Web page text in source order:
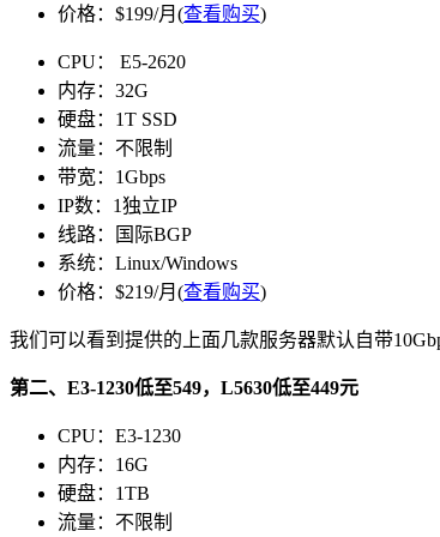
价格：$199/月(查看购买)
CPU： E5-2620
内存：32G
硬盘：1T SSD
流量：不限制
带宽：1Gbps
IP数：1独立IP
线路：国际BGP
系统：Linux/Windows
价格：$219/月(查看购买)
我们可以看到提供的上面几款服务器默认自带
第二、E3-1230低至549，L5630低至449元
CPU：E3-1230
内存：16G
硬盘：1TB
流量：不限制